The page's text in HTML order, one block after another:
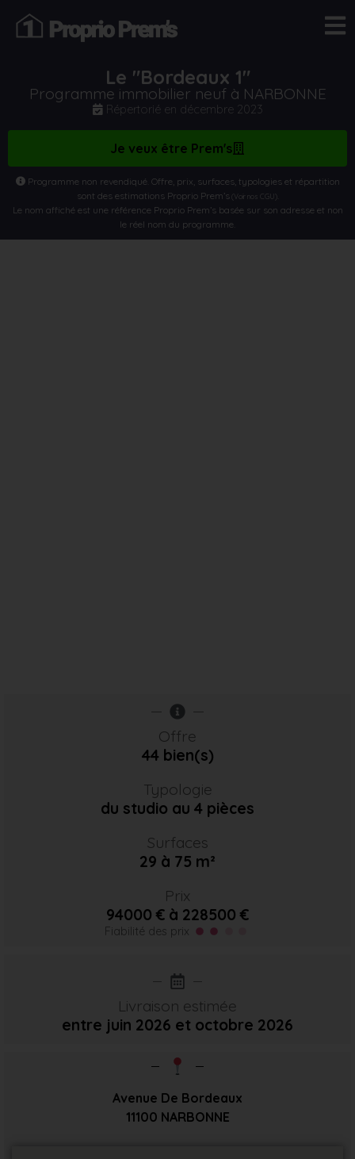
Le "Bordeaux 1"
Programme immobilier neuf à NARBONNE
Répertorié en décembre 2023
Je veux être Prem's
Programme non revendiqué. Offre, prix, surfaces, typologies et répartition
sont des estimations Proprio Prem’s(Voir nos CGU)
Le nom affiché est une référence Proprio Prem’s basée sur son adresse et non
le réel nom du programme.
Offre
44 bien(s)
Typologie
du studio au 4 pièces
Surfaces
29 à 75 m²
Prix
94000 € à 228500 €
Fiabilité des prix
Livraison estimée
entre juin 2026 et octobre 2026
Avenue De Bordeaux
11100 NARBONNE